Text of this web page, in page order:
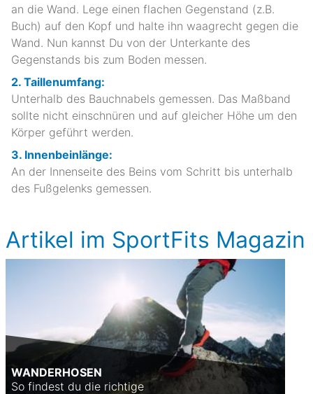
an die Wand. Lege einen flachen Gegenstand (z.B.
Buch) auf den Kopf und halte ihn waagrecht gegen die
Wand. Nun kannst Du von der Unterkante des
Gegenstands bis zum Boden messen.
2. Taillenumfang:
Unterhalb des Bauchnabels gemessen. Das Maßband
sollte nicht einschnüren und auf gleicher Höhe um den
Körper geführt werden.
3. Innenbeinlänge:
An der Innenseite des Beins vom Schritt bis unterhalb
des Fußgelenks gemessen.
Artikel im SportFits Magazin
WANDERHOSEN
So findest du die richtige